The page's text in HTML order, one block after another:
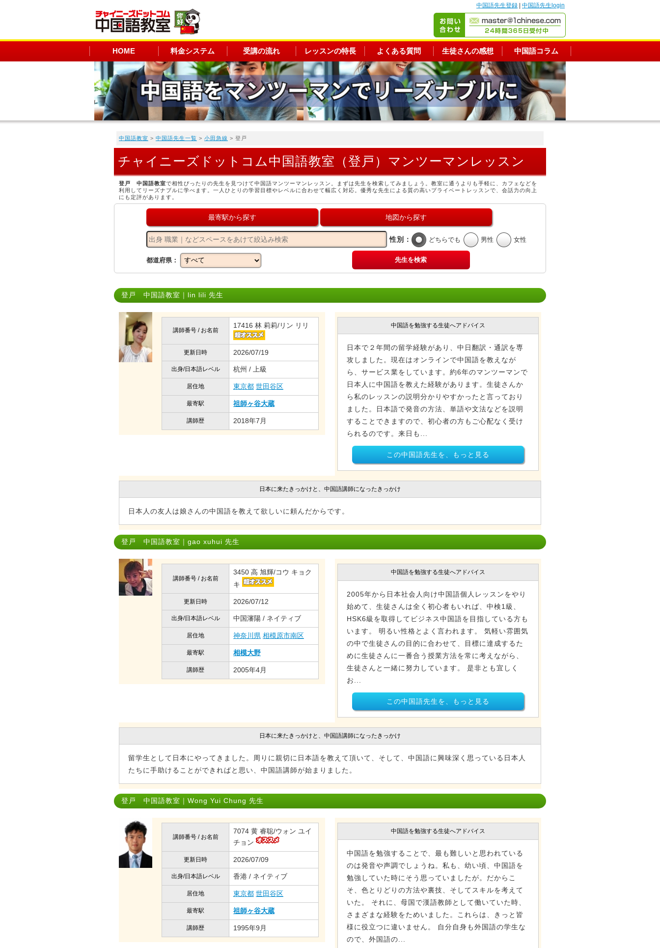
中国語先生登録 中国語先生login
HOME 料金システム 受講の流れ レッスンの特長 よくある質問 生徒さんの感想 中国語コラム
中国語教室 > 中国語先生一覧 > 小田急線 > 登戸
チャイニーズドットコム中国語教室（登戸）マンツーマンレッスン
登戸 中国語教室で相性ぴったりの先生を見つけて中国語マンツーマンレッスン。まずは先生を検索してみましょう。教室に通うよりも手軽に、カフェなどを
利用してリーズナブルに学べます。一人ひとりの学習目標やレベルに合わせて幅広く対応。優秀な先生による質の高いプライベートレッスンで、会話力の向上
にも定評があります。
最寄駅から探す 地図から探す
性別： どちらでも 男性 女性
都道府県： 先生を検索
登戸 中国語教室｜lin lili 先生
講師番号 / お名前
17416 林 莉莉/リン リリ
更新日時 2026/07/19
出身/日本語レベル 杭州 / 上級
居住地 東京都 世田谷区
最寄駅 祖師ヶ谷大蔵
講師歴 2018年7月
中国語を勉強する生徒へアドバイス
日本で２年間の留学経験があり、中日翻訳・通訳を専
攻しました。現在はオンラインで中国語を教えなが
ら、サービス業をしています。約6年のマンツーマンで
日本人に中国語を教えた経験があります。生徒さんか
ら私のレッスンの説明分かりやすかったと言っており
ました。日本語で発音の方法、単語や文法などを説明
することできますので、初心者の方もご心配なく受け
られるのです。来日も...
この中国語先生を、もっと見る
日本に来たきっかけと、中国語講師になったきっかけ
日本人の友人は娘さんの中国語を教えて欲しいに頼んだからです。
登戸 中国語教室｜gao xuhui 先生
講師番号 / お名前
3450 高 旭輝/コウ キョク
キ
更新日時 2026/07/12
出身/日本語レベル 中国瀋陽 / ネイティブ
居住地 神奈川県 相模原市南区
最寄駅 相模大野
講師歴 2005年4月
中国語を勉強する生徒へアドバイス
2005年から日本社会人向け中国語個人レッスンをやり
始めて、生徒さんは全く初心者もいれば、中検1級、
HSK6級を取得してビジネス中国語を目指している方も
います。 明るい性格とよく言われます。 気軽い雰囲気
の中で生徒さんの目的に合わせて、目標に達成するた
めに生徒さんに一番合う授業方法を常に考えながら、
生徒さんと一緒に努力しています。 是非とも宜しく
お...
この中国語先生を、もっと見る
日本に来たきっかけと、中国語講師になったきっかけ
留学生として日本にやってきました。周りに親切に日本語を教えて頂いて、そして、中国語に興味深く思っている日本人
たちに手助けることができればと思い、中国語講師が始まりました。
登戸 中国語教室｜Wong Yui Chung 先生
講師番号 / お名前
7074 黄 睿聡/ウォン ユイ
チョン
更新日時 2026/07/09
出身/日本語レベル 香港 / ネイティブ
居住地 東京都 世田谷区
最寄駅 祖師ヶ谷大蔵
講師歴 1995年9月
中国語を勉強する生徒へアドバイス
中国語を勉強することで、最も難しいと思われている
のは発音や声調でしょうね。私も、幼い頃、中国語を
勉強していた時にそう思っていましたが。だからこ
そ、色とりどりの方法や裏技、そしてスキルを考えて
いた。 それに、母国で漢語教師として働いていた時、
さまざまな経験をためいました。これらは、きっと皆
様に役立つに違いません。 自分自身も外国語の学生な
ので、外国語の...